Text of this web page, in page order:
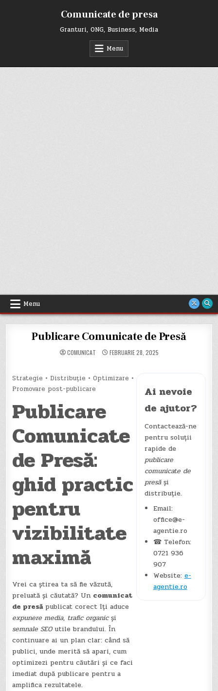
Comunicate de presa
Granturi, ONG, Business, Media
Menu
Menu
Publicare Comunicate de Presă
COMUNICAT FEBRUARIE 28, 2025
Strategie • Distribuție • Optimizare •
Promovare post-publicare
Publicare
Comunicate
de Presă:
ghid practic
pentru
vizibilitate
maximă
Vrei ca știrea ta să fie văzută,
preluată și căutată? Un comunicat
de presăpublicat corect îți aduce
expunere media, trafic organicși
semnale SEOutile brandului. În
continuare ai un plan clar: când să
publici, unde merită să apari, cum
optimizezi pentru căutări și ce faci
imediat după publicare pentru a
amplifica rezultatele.
Ai nevoie
de ajutor?
Contactează-ne
pentru soluții
rapide de
publicare
comunicate de
presăși
distribuție.
Email:
office@e-
agentie.ro
☎ Telefon:
0721 936
907
Website: e-
agentie.ro